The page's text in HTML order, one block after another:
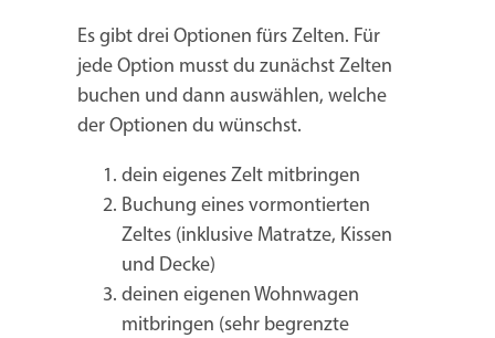
Es gibt drei Optionen fürs Zelten. Für
jede Option musst du zunächst Zelten
buchen und dann auswählen, welche
der Optionen du wünschst.
dein eigenes Zelt mitbringen
Buchung eines vormontierten
Zeltes (inklusive Matratze, Kissen
und Decke)
deinen eigenen Wohnwagen
mitbringen (sehr begrenzte